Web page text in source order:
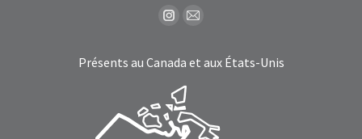
Instagram
opens
in
new
window
Mail
opens
window
Présents au Canada et aux États-Unis